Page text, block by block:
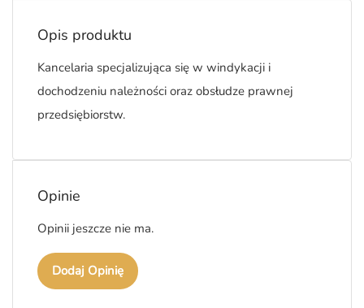
Opis produktu
Kancelaria specjalizująca się w windykacji i
dochodzeniu należności oraz obsłudze prawnej
przedsiębiorstw.
Opinie
Opinii jeszcze nie ma.
Dodaj Opinię